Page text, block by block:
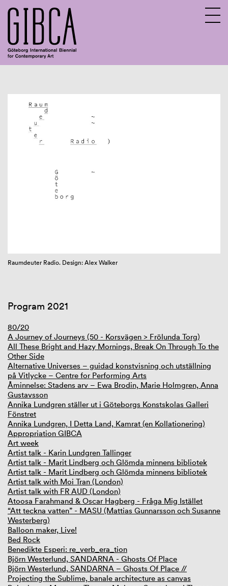
About GIBCA Extended
Extended program
Archive
Participating venues 2025
GIBCA Extended 2019
GIBCA Extended 2013
GIBCA Extended 2021
Raumdeuter Radio. Design: Alex Walker
Program 2021
80/20
A Journey of Journeys (50 - Korsvägen > Frölunda Torg)
All These Bright and Hazy Mornings, Break On Through To the
Other Side
Alternative Universes – guidad konstvisning och utställning
på Vitlycke – Centre for Performing Arts
Åminnelse: Stadens arv – Ewa Brodin, Marie Holmgren, Anna
Gustavsson
Annika Lundgren ställer ut i Göteborgs Konstskolas Galleri
Fönstret
Annika Lundgren, I Detta Land, Kamrat (en Kollationering)
Appropriation GIBCA
Art week
Artist talk - Karin Lundgren Tallinger
Artist talk - Marit Lindberg och Glömda minnens bibliotek
Artist talk - Marit Lindberg och Glömda minnens bibliotek
Artist talk with Moi Tran (London)
Artist talk with FR AUD (London)
Atoosa Farahmand & Oscar Hagberg - Fråga Mig Istället
“Att teckna vatten” - MASU (Mattias Gunnarsson och Susanne
Westerberg)
Balloon maker, Live!
Bed Rock
Benedikte Esperi: re_verb_era_tion
Björn Westerlund, SANDARNA - Ghosts Of Place
Björn Westerlund, SANDARNA – Ghosts Of Place //
Projecting the Sublime, banale architecture as canvas